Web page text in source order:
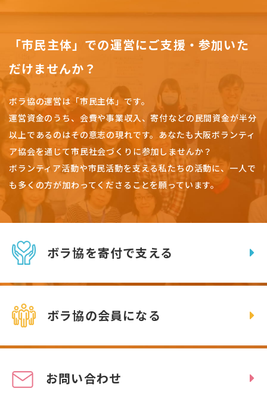
「市民主体」での運営にご支援・参加いた
だけませんか？
ボラ協の運営は「市民主体」です。
運営資金のうち、会費や事業収入、寄付などの民間資金が半分
以上であるのはその意志の現れです。 あなたも大阪ボランティ
ア協会を通じて市民社会づくりに参加しませんか？
ボランティア活動や市民活動を支える私たちの活動に、一人で
も多くの方が加わってくださることを願っています。
ボラ協を寄付で支える
ボラ協の会員になる
お問い合わせ